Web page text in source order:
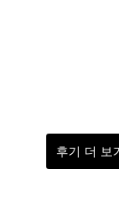
후기 더 보